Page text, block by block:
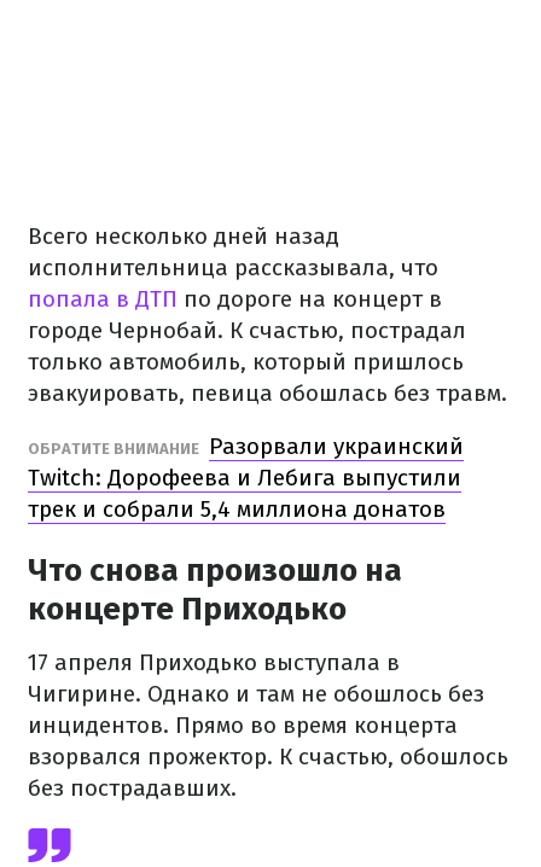
Всего несколько дней назад
исполнительница рассказывала, что
попала в ДТП по дороге на концерт в
городе Чернобай. К счастью, пострадал
только автомобиль, который пришлось
эвакуировать, певица обошлась без травм.
ОБРАТИТЕ ВНИМАНИЕ
Разорвали украинский
Twitch: Дорофеева и Лебига выпустили
трек и собрали 5,4 миллиона донатов
Что снова произошло на
концерте Приходько
17 апреля Приходько выступала в
Чигирине. Однако и там не обошлось без
инцидентов. Прямо во время концерта
взорвался прожектор. К счастью, обошлось
без пострадавших.